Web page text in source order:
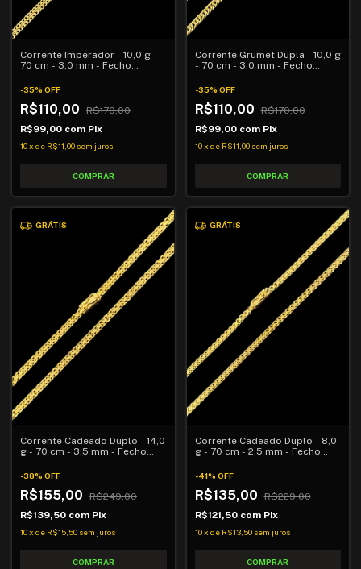
Corrente Imperador - 10,0 g -
70 cm - 3,0 mm - Fecho
-35% OFF
R$110,00
R$170,00
R$99,00 com Pix
10x de R$11,00 sem juros
Corrente Grumet Dupla - 10,0 g
- 70 cm - 3,0 mm - Fecho
-35% OFF
R$110,00
R$170,00
R$99,00 com Pix
10 x de R$11,00 sem juros
GRÁTIS
Corrente Cadeado Duplo - 14,0
g - 70 cm - 3,5 mm - Fecho
-38% OFF
R$155,00
R$249,00
R$139,50 com Pix
10x de R$15,50 sem juros
GRÁTIS
Corrente Cadeado Duplo - 8,0
g - 70 cm - 2,5 mm - Fecho
-41% OFF
R$135,00
R$229,00
R$121,50 com Pix
10 x de R$13,50 sem juros